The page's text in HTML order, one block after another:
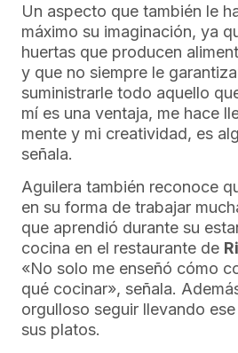
Un aspecto que también le
máximo su imaginación, ya
huertas que producen
y que no siempre le
suministrarle todo aquello
mí es una ventaja, me hace
mente y mi creatividad, es
señala.
Aguilera también reconoce
en su forma de trabajar
que aprendió durante su
cocina en el restaurante de
«No solo me enseñó cómo
qué cocinar», señala.
orgulloso seguir llevando
sus platos.